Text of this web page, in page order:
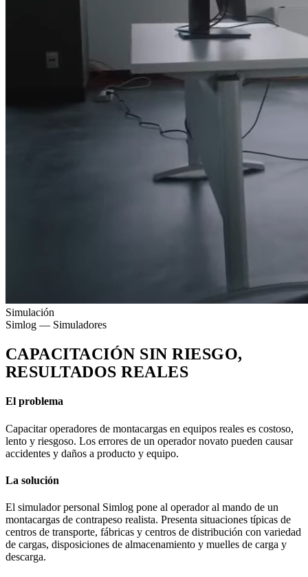
Simulación
Simlog — Simuladores
CAPACITACIÓN SIN RIESGO,
RESULTADOS REALES
El problema
Capacitar operadores de montacargas en equipos reales es costoso,
lento y riesgoso. Los errores de un operador novato pueden causar
accidentes y daños a producto y equipo.
La solución
El simulador personal Simlog pone al operador al mando de un
montacargas de contrapeso realista. Presenta situaciones típicas de
centros de transporte, fábricas y centros de distribución con variedad
de cargas, disposiciones de almacenamiento y muelles de carga y
descarga.